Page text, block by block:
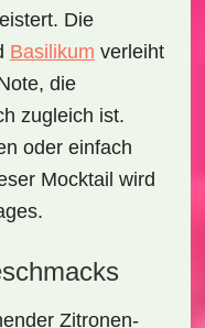
Die
Basilikum verleiht
die
zugleich ist.
oder einfach
Mocktail wird
Zitronen-